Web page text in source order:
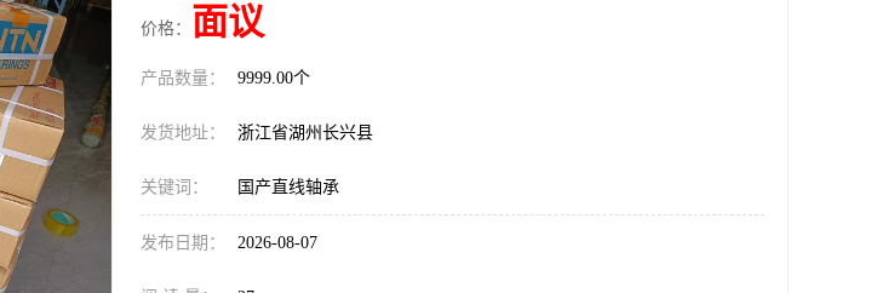
价格： 面议
产品数量： 9999.00个
发货地址： 浙江省湖州长兴县
关键词： 国产直线轴承
发布日期： 2026-08-07